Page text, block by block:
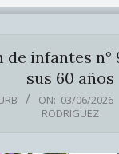
de infantes n°
sus 60 años
ON: 03/06/2026
RODRIGUEZ